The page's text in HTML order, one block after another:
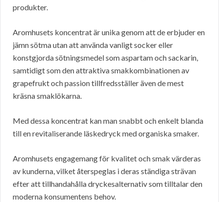
produkter.
Aromhusets koncentrat är unika genom att de erbjuder en
jämn sötma utan att använda vanligt socker eller
konstgjorda sötningsmedel som aspartam och sackarin,
samtidigt som den attraktiva smakkombinationen av
grapefrukt och passion tillfredsställer även de mest
kräsna smaklökarna.
Med dessa koncentrat kan man snabbt och enkelt blanda
till en revitaliserande läskedryck med organiska smaker.
Aromhusets engagemang för kvalitet och smak värderas
av kunderna, vilket återspeglas i deras ständiga strävan
efter att tillhandahålla dryckesalternativ som tilltalar den
moderna konsumentens behov.